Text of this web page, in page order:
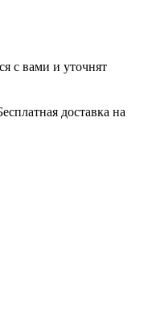
с вами и уточнят
доставка на